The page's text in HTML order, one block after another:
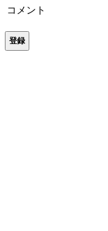
コメント